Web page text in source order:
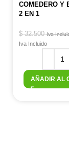
COMEDERO Y
2 EN 1
$32.500 Iva
Iva Incluido
AÑADIR AL